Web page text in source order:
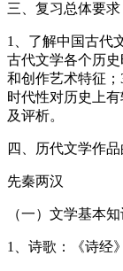
三、复习总体要求
1、了解中国古代
古代文学各个历
和创作艺术特征
时代性对历史上
及评析。
四、历代文学作
先秦两汉
（一）文学基本
1、诗歌：《诗经